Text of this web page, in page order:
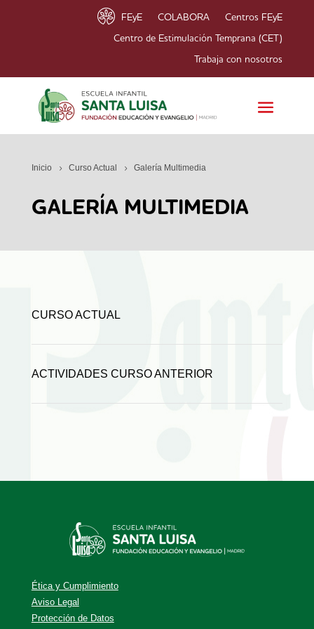
FEyE COLABORA Centros FEyE
Centro de Estimulación Temprana (CET)
Trabaja con nosotros
Inicio Curso Actual Galería Multimedia
GALERÍA MULTIMEDIA
CURSO ACTUAL
ACTIVIDADES CURSO ANTERIOR
Ética y Cumplimiento
Aviso Legal
Protección de Datos